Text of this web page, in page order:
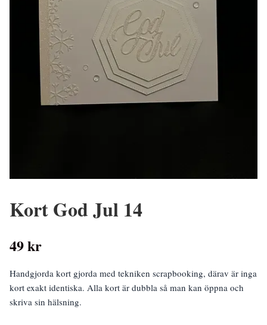
Kort God Jul 14
49 kr
Handgjorda kort gjorda med tekniken scrapbooking, därav är inga
kort exakt identiska. Alla kort är dubbla så man kan öppna och
skriva sin hälsning.